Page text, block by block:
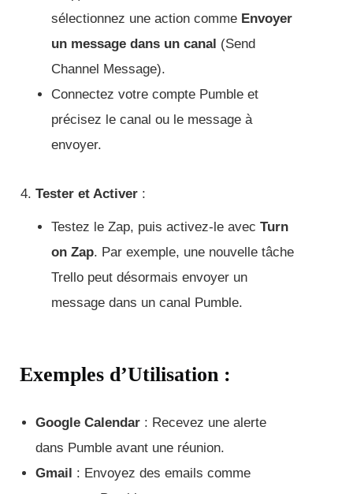
sélectionnez une action comme Envoyer
un message dans un canal (Send
Channel Message).
Connectez votre compte Pumble et
précisez le canal ou le message à
envoyer.
Tester et Activer :
Testez le Zap, puis activez-le avec Turn
on Zap. Par exemple, une nouvelle tâche
Trello peut désormais envoyer un
message dans un canal Pumble.
Exemples d’Utilisation :
Google Calendar : Recevez une alerte
dans Pumble avant une réunion.
Gmail : Envoyez des emails comme